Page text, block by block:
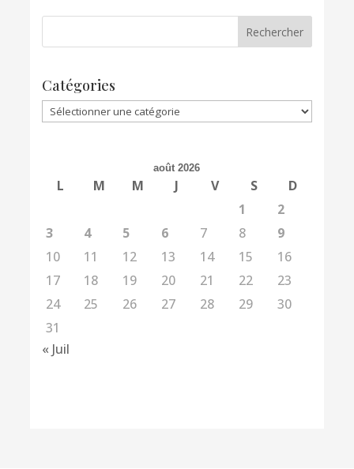
Catégories
Catégories
août 2026
L M M J V S
D
1
2
3
4 5 6 7 8
9
10
11 12 13 14 15
16
17
18 19 20 21 22
23
24
25 26 27 28 29
30
31
« Juil